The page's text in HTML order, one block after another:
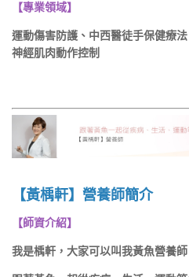
【專業領域】
運動傷害防護、中西醫徒手保健療
神經肌肉動作控制
【黃楀軒】營養師簡介
【師資介紹】
我是楀軒，大家可以叫我黃魚營養師